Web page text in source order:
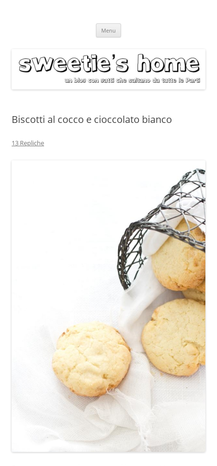
Menu
Biscotti al cocco e cioccolato bianco
13 Repliche